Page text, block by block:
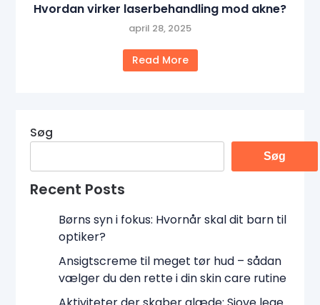
Hvordan virker laserbehandling mod akne?
april 28, 2025
Read More
Søg
Søg
Recent Posts
Børns syn i fokus: Hvornår skal dit barn til
optiker?
Ansigtscreme til meget tør hud – sådan
vælger du den rette i din skin care rutine